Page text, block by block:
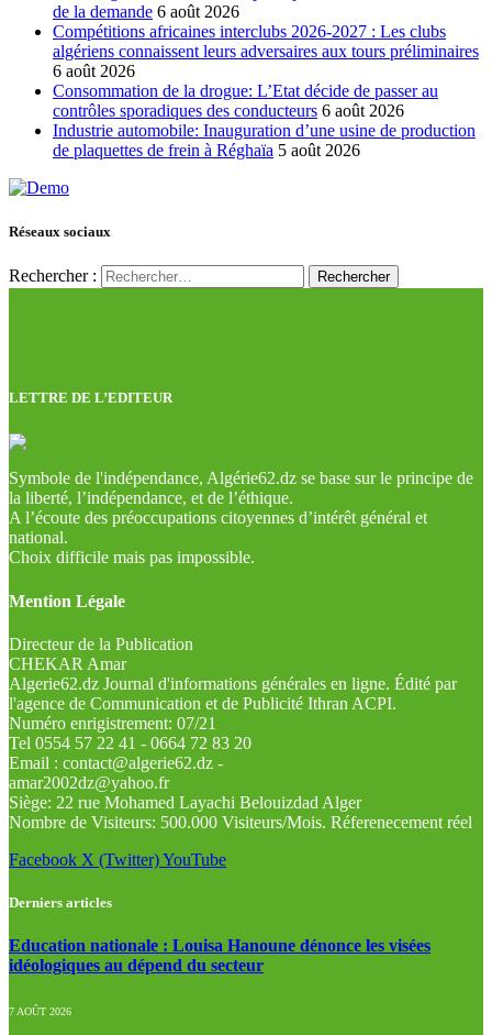
de la demande 6 août 2026
Compétitions africaines interclubs 2026-2027 : Les clubs
algériens connaissent leurs adversaires aux tours préliminaires
6 août 2026
Consommation de la drogue: L’Etat décide de passer au
contrôles sporadiques des conducteurs 6 août 2026
Industrie automobile: Inauguration d’une usine de production
de plaquettes de frein à Réghaïa 5 août 2026
Réseaux sociaux
Rechercher :
LETTRE DE L’EDITEUR
Symbole de l'indépendance, Algérie62.dz se base sur le principe de
la liberté, l’indépendance, et de l’éthique.
A l’écoute des préoccupations citoyennes d’intérêt général et
national.
Choix difficile mais pas impossible.
Mention Légale
Directeur de la Publication
CHEKAR Amar
Algerie62.dz Journal d'informations générales en ligne. Édité par
l'agence de Communication et de Publicité Ithran ACPI.
Numéro enrigistrement: 07/21
Tel 0554 57 22 41 - 0664 72 83 20
Email : contact@algerie62.dz -
amar2002dz@yahoo.fr
Siège: 22 rue Mohamed Layachi Belouizdad Alger
Nombre de Visiteurs: 500.000 Visiteurs/Mois. Réferenecement réel
Facebook X (Twitter)YouTube
Derniers articles
Education nationale : Louisa Hanoune dénonce les visées
idéologiques au dépend du secteur
7 AOÛT 2026